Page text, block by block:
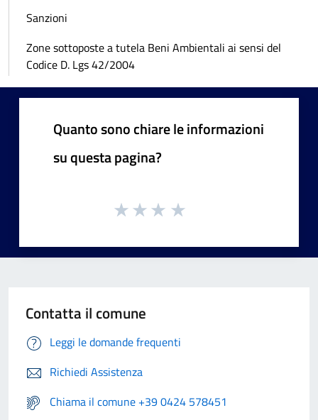
Sanzioni
Zone sottoposte a tutela Beni Ambientali ai sensi del
Codice D. Lgs 42/2004
Quanto sono chiare le informazioni
su questa pagina?
Contatta il comune
Leggi le domande frequenti
Richiedi Assistenza
Chiama il comune +39 0424 578451